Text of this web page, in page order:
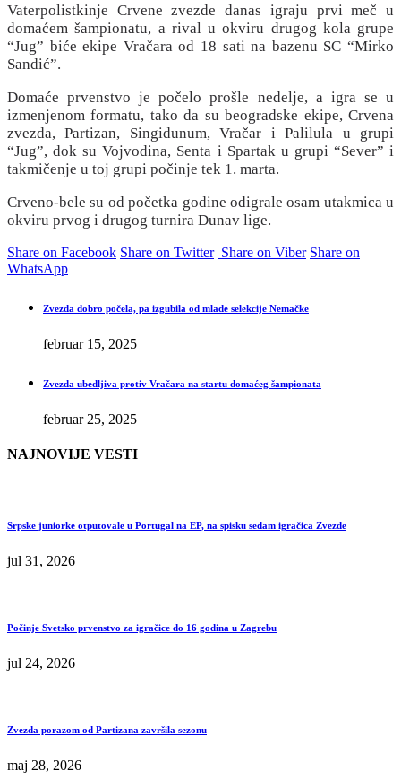
Vaterpolistkinje Crvene zvezde danas igraju prvi meč u
domaćem šampionatu, a rival u okviru drugog kola grupe
“Jug” biće ekipe Vračara od 18 sati na bazenu SC “Mirko
Sandić”.
Domaće prvenstvo je počelo prošle nedelje, a igra se u
izmenjenom formatu, tako da su beogradske ekipe, Crvena
zvezda, Partizan, Singidunum, Vračar i Palilula u grupi
“Jug”, dok su Vojvodina, Senta i Spartak u grupi “Sever” i
takmičenje u toj grupi počinje tek 1. marta.
Crveno-bele su od početka godine odigrale osam utakmica u
okviru prvog i drugog turnira Dunav lige.
Share on Facebook Share on Twitter Share on Viber Share on
WhatsApp
Zvezda dobro počela, pa izgubila od mlade selekcije Nemačke
februar 15, 2025
Zvezda ubedljiva protiv Vračara na startu domaćeg šampionata
februar 25, 2025
NAJNOVIJE VESTI
Srpske juniorke otputovale u Portugal na EP, na spisku sedam igračica Zvezde
jul 31, 2026
Počinje Svetsko prvenstvo za igračice do 16 godina u Zagrebu
jul 24, 2026
Zvezda porazom od Partizana završila sezonu
maj 28, 2026